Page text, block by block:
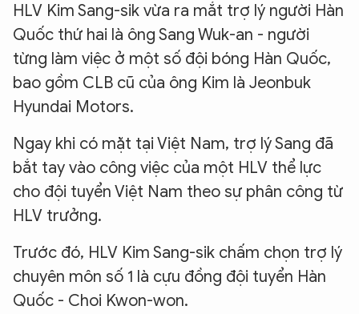
HLV Kim Sang-sik vừa ra mắt trợ lý người Hàn
Quốc thứ hai là ông Sang Wuk-an - người
từng làm việc ở một số đội bóng Hàn Quốc,
bao gồm CLB cũ của ông Kim là Jeonbuk
Hyundai Motors.
Ngay khi có mặt tại Việt Nam, trợ lý Sang đã
bắt tay vào công việc của một HLV thể lực
cho đội tuyển Việt Nam theo sự phân công từ
HLV trưởng.
Trước đó, HLV Kim Sang-sik chấm chọn trợ lý
chuyên môn số 1 là cựu đồng đội tuyển Hàn
Quốc - Choi Kwon-won.